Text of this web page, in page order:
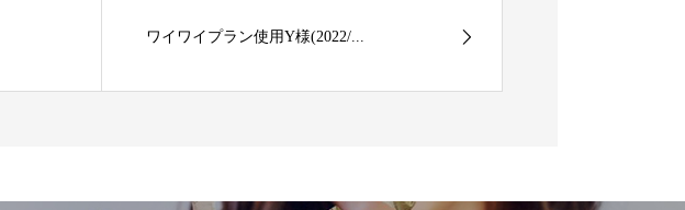
ワイワイプラン使用Y様(2022/...